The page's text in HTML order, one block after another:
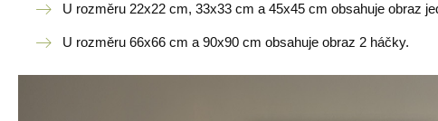
U rozměru 22x22 cm, 33x33 cm a 45x45 cm obsahuje obraz
U rozměru 66x66 cm a 90x90 cm obsahuje obraz 2 háčky.